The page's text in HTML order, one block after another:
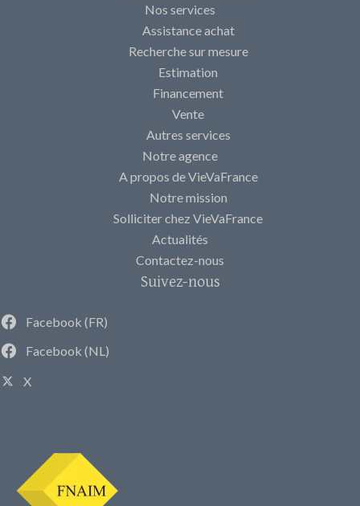
Nos services
Assistance achat
Recherche sur mesure
Estimation
Financement
Vente
Autres services
Notre agence
A propos de VieVaFrance
Notre mission
Solliciter chez VieVaFrance
Actualités
Contactez-nous
Suivez-nous
Facebook (FR)
Facebook (NL)
X